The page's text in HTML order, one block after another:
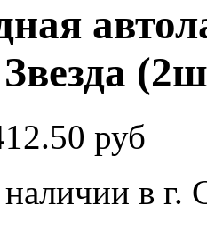
руб
в г.